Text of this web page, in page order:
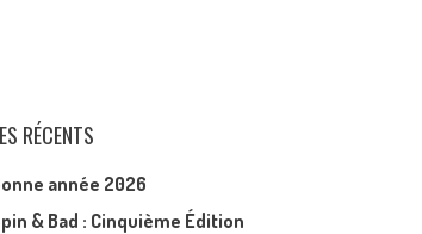
RÉCENTS
année 2026
& Bad : Cinquième Édition